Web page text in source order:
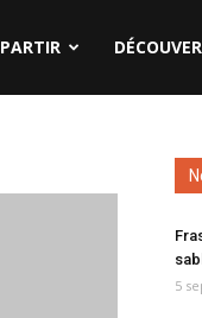
PARTIR
5